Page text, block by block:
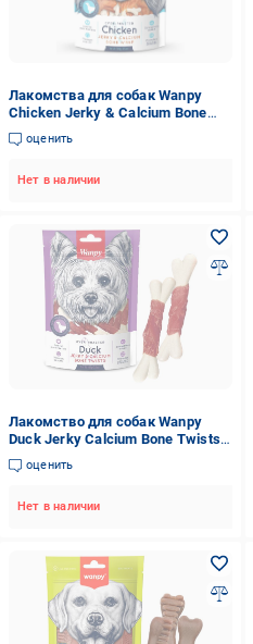
Лакомства для собак Wanpy
Chicken Jerky & Calcium Bone
wrap косточки кальциевые с
вяленой курятиной 454 г
оценить
Нет в наличии
Лакомство для собак Wanpy
Duck Jerky Calcium Bone Twists
Кость с вяленой уткой и
кальцием 100 г (820376)
оценить
Нет в наличии